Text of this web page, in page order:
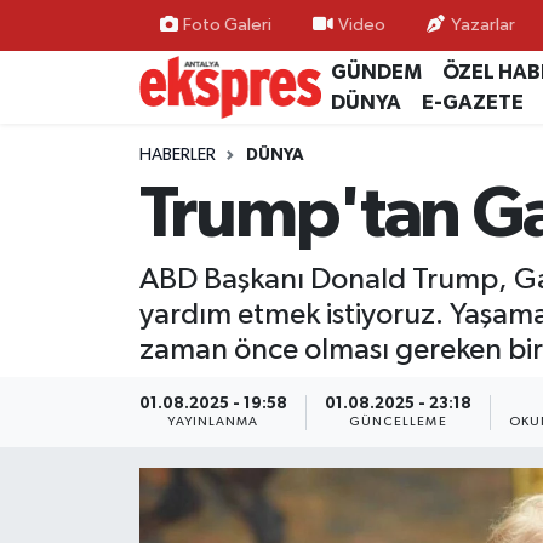
Foto Galeri Video Yazarlar
GÜNDEM ÖZEL
DÜNYA
E-GAZETE
HABERLER DÜNYA
Trump'tan
ABD Başkanı Donald Trump,
yardım etmek istiyoruz.
zaman önce olması gereken
01.08.2025 - 19:58
YAYINLANMA
01.08.2025 - 23:18
GÜNCELLEME
ÖZEL HABER
GÜNDEM
YEREL GÜNDEM
EKONOMİ
Nöbetçi Eczaneler
Hava Durumu
Trafik Durumu
Süper Lig Puan Durumu ve Fikstür
Son Dakika Haberleri